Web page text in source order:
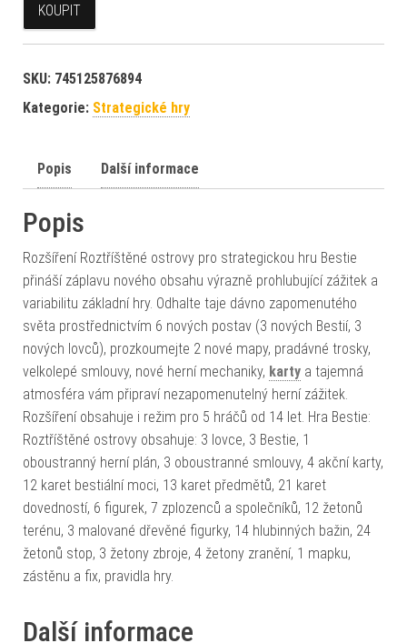
KOUPIT
SKU: 745125876894
Kategorie: Strategické hry
Popis Další informace
Popis
Rozšíření Roztříštěné ostrovy pro strategickou hru Bestie
přináší záplavu nového obsahu výrazně prohlubující zážitek a
variabilitu základní hry. Odhalte taje dávno zapomenutého
světa prostřednictvím 6 nových postav (3 nových Bestií, 3
nových lovců), prozkoumejte 2 nové mapy, pradávné trosky,
velkolepé smlouvy, nové herní mechaniky, karty a tajemná
atmosféra vám připraví nezapomenutelný herní zážitek.
Rozšíření obsahuje i režim pro 5 hráčů od 14 let. Hra Bestie:
Roztříštěné ostrovy obsahuje: 3 lovce, 3 Bestie, 1
oboustranný herní plán, 3 oboustranné smlouvy, 4 akční karty,
12 karet bestiální moci, 13 karet předmětů, 21 karet
dovedností, 6 figurek, 7 zplozenců a společníků, 12 žetonů
terénu, 3 malované dřevěné figurky, 14 hlubinných bažin, 24
žetonů stop, 3 žetony zbroje, 4 žetony zranění, 1 mapku,
zástěnu a fix, pravidla hry.
Další informace